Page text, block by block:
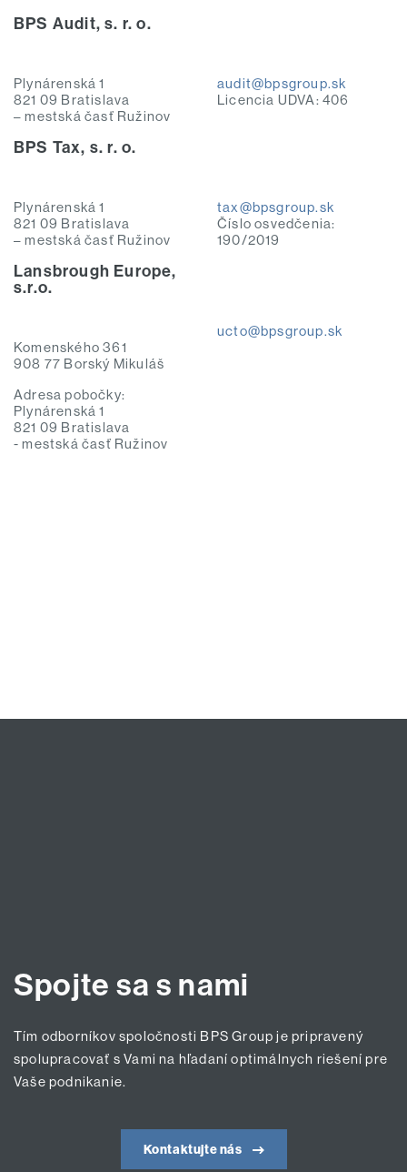
BPS Audit, s. r. o.
Plynárenská 1
821 09 Bratislava
– mestská časť Ružinov
audit@bpsgroup.sk
Licencia UDVA: 406
BPS Tax, s. r. o.
Plynárenská 1
821 09 Bratislava
– mestská časť Ružinov
tax@bpsgroup.sk
Číslo osvedčenia:
190/2019
Lansbrough Europe,
s.r.o.
Komenského 361
908 77 Borský Mikuláš
Adresa pobočky:
Plynárenská 1
821 09 Bratislava
- mestská časť Ružinov
ucto@bpsgroup.sk
Spojte sa s nami
Tím odborníkov spoločnosti BPS Group je pripravený
spolupracovať s Vami na hľadaní optimálnych riešení pre
Vaše podnikanie.
Kontaktujte nás